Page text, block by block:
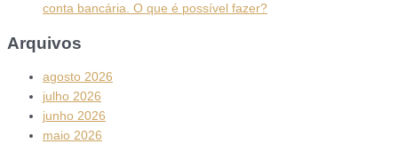
conta bancária. O que é possível fazer?
Arquivos
agosto 2026
julho 2026
junho 2026
maio 2026